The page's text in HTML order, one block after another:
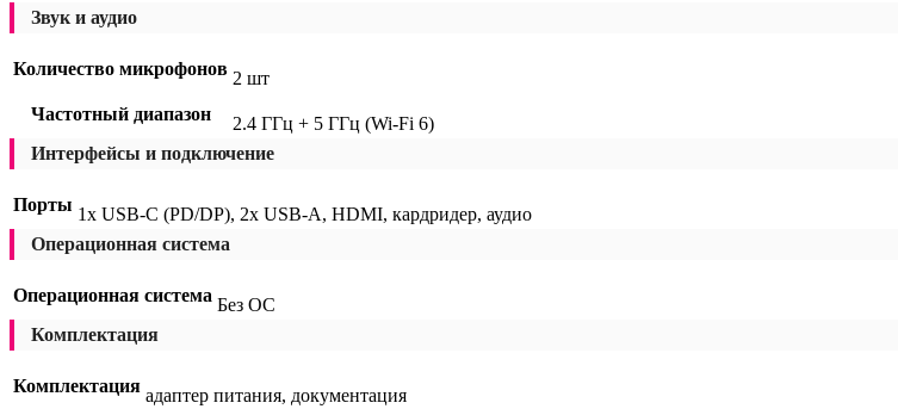
Звук и аудио
Количество микрофонов 2 шт
Частотный диапазон
2.4 ГГц + 5 ГГц (Wi-Fi 6)
Интерфейсы и подключение
Порты 1x USB-C (PD/DP), 2x USB-A, HDMI, кардридер, аудио
Операционная система
Операционная система Без ОС
Комплектация
Комплектация адаптер питания, документация